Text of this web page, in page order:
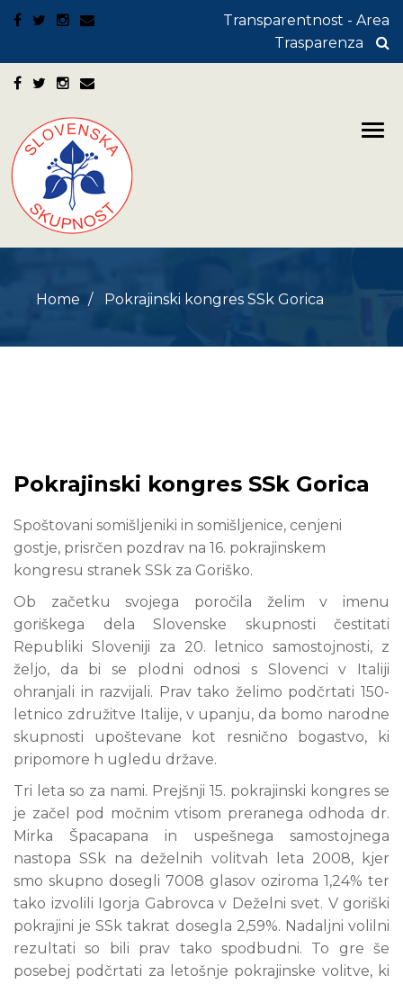
Transparentnost - Area
Trasparenza
Home Pokrajinski kongres SSk Gorica
Pokrajinski kongres SSk Gorica
Spoštovani somišljeniki in somišljenice, cenjeni
gostje, prisrčen pozdrav na 16. pokrajinskem
kongresu stranek SSk za Goriško.
Ob začetku svojega poročila želim v imenu
goriškega dela Slovenske skupnosti čestitati
Republiki Sloveniji za 20. letnico samostojnosti, z
željo, da bi se plodni odnosi s Slovenci v Italiji
ohranjali in razvijali. Prav tako želimo podčrtati 150-
letnico združitve Italije, v upanju, da bomo narodne
skupnosti upoštevane kot resnično bogastvo, ki
pripomore h ugledu države.
Tri leta so za nami. Prejšnji 15. pokrajinski kongres se
je začel pod močnim vtisom preranega odhoda dr.
Mirka Špacapana in uspešnega samostojnega
nastopa SSk na deželnih volitvah leta 2008, kjer
smo skupno dosegli 7008 glasov oziroma 1,24% ter
tako izvolili Igorja Gabrovca v Deželni svet. V goriški
pokrajini je SSk takrat dosegla 2,59%. Nadaljni volilni
rezultati so bili prav tako spodbudni. To gre še
posebej podčrtati za letošnje pokrajinske volitve, ki